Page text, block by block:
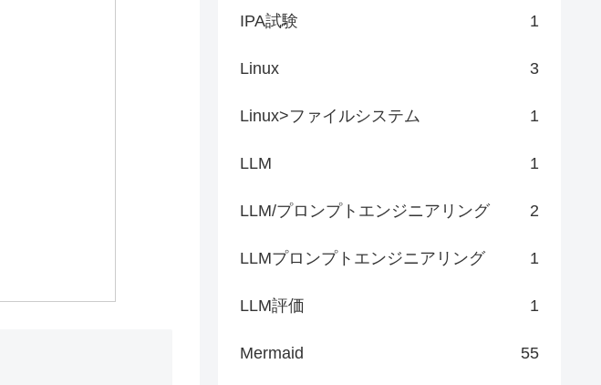
IPA試験 1
Linux 3
Linux>ファイルシステム 1
LLM 1
LLM/プロンプトエンジニアリング 2
LLMプロンプトエンジニアリング 1
LLM評価 1
Mermaid 55